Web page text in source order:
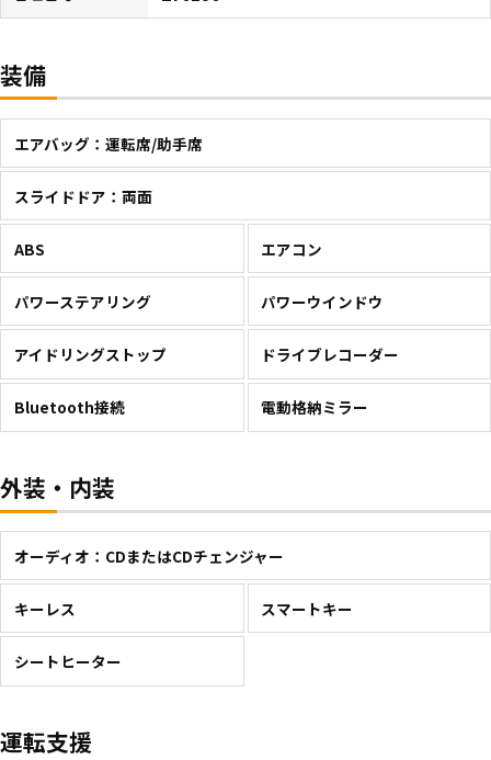
装備
エアバッグ：運転席/助手席
スライドドア：両面
ABS エアコン
パワーステアリング パワーウインドウ
アイドリングストップ ドライブレコーダー
Bluetooth接続 電動格納ミラー
外装・内装
オーディオ：CDまたはCDチェンジャー
キーレス スマートキー
シートヒーター
運転支援